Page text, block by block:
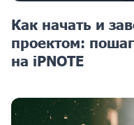
Как начать и
проектом:
на iPNOTE